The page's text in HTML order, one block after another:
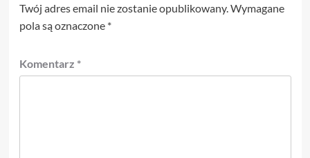
Twój adres email nie zostanie opublikowany. Wymagane
pola są oznaczone *
Komentarz *